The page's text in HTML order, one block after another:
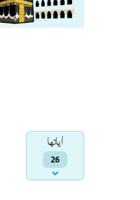
اٰياتها
26